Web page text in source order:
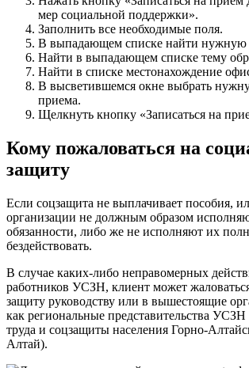
мер социальной поддержки».
Заполнить все необходимые поля.
В выпадающем списке найти нужную
Найти в выпадающем списке тему
Найти в списке местонахождение
В высветившемся окне выбрать
приема.
Щелкнуть кнопку «Записаться на
Кому пожаловаться на
защиту
Если соцзащита не выплачивает пособия,
организации не должным образом
обязанности, либо же не исполняют их
бездействовать.
В случае каких-либо неправомерных
работников УСЗН, клиент может
защиту руководству или в вышестоящие
как региональные представительства
труда и соцзащиты населения Горно-
Алтай).